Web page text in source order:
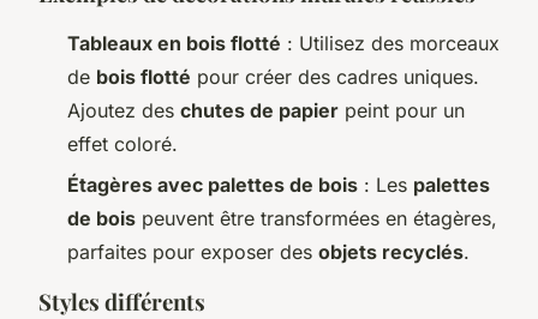
Tableaux en bois flotté : Utilisez des morceaux
de bois flotté pour créer des cadres uniques.
Ajoutez des chutes de papier peint pour un
effet coloré.
Étagères avec palettes de bois : Les palettes
de bois peuvent être transformées en étagères,
parfaites pour exposer des objets recyclés.
Styles différents